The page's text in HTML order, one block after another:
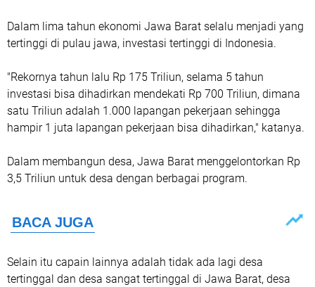
Dalam lima tahun ekonomi Jawa Barat selalu menjadi yang
tertinggi di pulau jawa, investasi tertinggi di Indonesia.
"Rekornya tahun lalu Rp 175 Triliun, selama 5 tahun
investasi bisa dihadirkan mendekati Rp 700 Triliun, dimana
satu Triliun adalah 1.000 lapangan pekerjaan sehingga
hampir 1 juta lapangan pekerjaan bisa dihadirkan," katanya.
Dalam membangun desa, Jawa Barat menggelontorkan Rp
3,5 Triliun untuk desa dengan berbagai program.
Selain itu capain lainnya adalah tidak ada lagi desa
tertinggal dan desa sangat tertinggal di Jawa Barat, desa